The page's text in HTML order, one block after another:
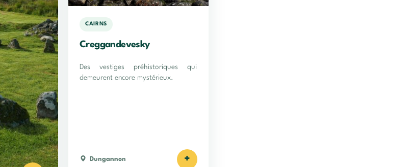
CAIRNS
Creggandevesky
Des vestiges préhistoriques qui
demeurent encore mystérieux.
Dungannon +